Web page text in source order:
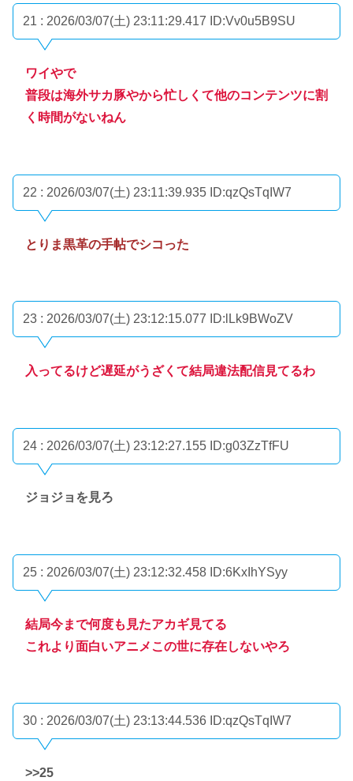
21 : 2026/03/07(土) 23:11:29.417 ID:Vv0u5B9SU
ワイやで
普段は海外サカ豚やから忙しくて他のコンテンツに割
く時間がないねん
22 : 2026/03/07(土) 23:11:39.935 ID:qzQsTqIW7
とりま黒革の手帖でシコった
23 : 2026/03/07(土) 23:12:15.077 ID:lLk9BWoZV
入ってるけど遅延がうざくて結局違法配信見てるわ
24 : 2026/03/07(土) 23:12:27.155 ID:g03ZzTfFU
ジョジョを見ろ
25 : 2026/03/07(土) 23:12:32.458 ID:6KxIhYSyy
結局今まで何度も見たアカギ見てる
これより面白いアニメこの世に存在しないやろ
30 : 2026/03/07(土) 23:13:44.536 ID:qzQsTqIW7
>>25